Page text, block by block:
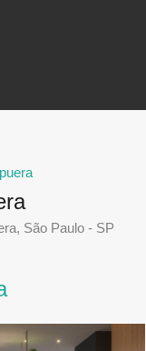
São Paulo - SP